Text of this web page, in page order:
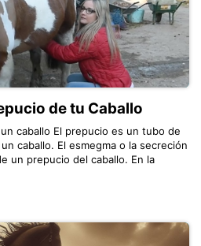
de tu Caballo
caballo El prepucio es un tubo de
caballo. El esmegma o la secreción
un prepucio del caballo. En la